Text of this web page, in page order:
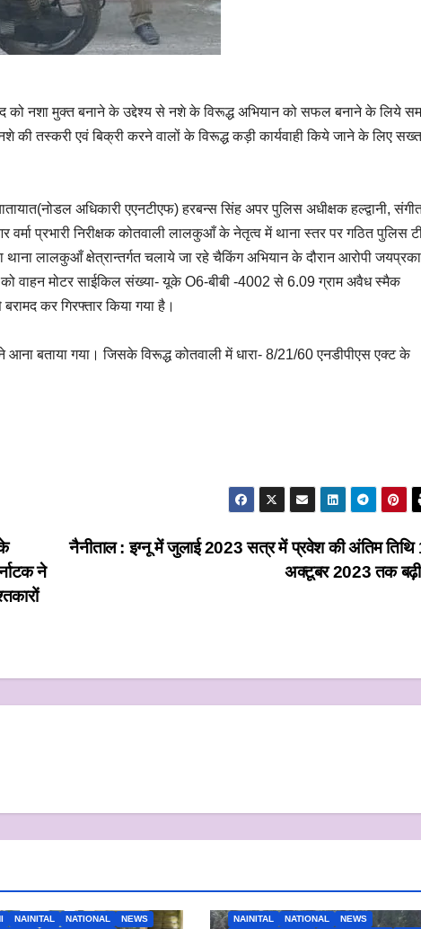
को नशा मुक्त बनाने के उद्देश्य से नशे के विरूद्ध अभियान को सफल बनाने के लिये
की तस्करी एवं बिक्री करने वालों के विरूद्ध कड़ी कार्यवाही किये जाने के लिए सख्त
अधिकारी एएनटीएफ) हरबन्स सिंह अपर पुलिस अधीक्षक हल्द्वानी,
प्रभारी निरीक्षक कोतवाली लालकुआँ के नेतृत्व में थाना स्तर पर गठित पुलिस
थाना लालकुआँ क्षेत्रान्तर्गत चलाये जा रहे चैकिंग अभियान के दौरान आरोपी
को वाहन मोटर साईकिल संख्या- यूके O6-बीबी -4002 से 6.09 ग्राम अवैध स्मैक
कर गिरफ्तार किया गया है।
बताया गया। जिसके विरूद्ध कोतवाली में धारा- 8/21/60 एनडीपीएस एक्ट के
नैनीताल : इग्‍नू में जुलाई 2023 सत्र में प्रवेश की अंतिम तिथि
अक्टूबर 2023 तक बढ़ी
ने
NAINITAL NATIONAL
NEWS
NAINITAL NATIONAL
NEWS